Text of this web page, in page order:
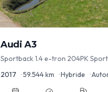
Audi A3
Sportback 1.4 e-tron 204PK
2017 •59.544km •Hybride •